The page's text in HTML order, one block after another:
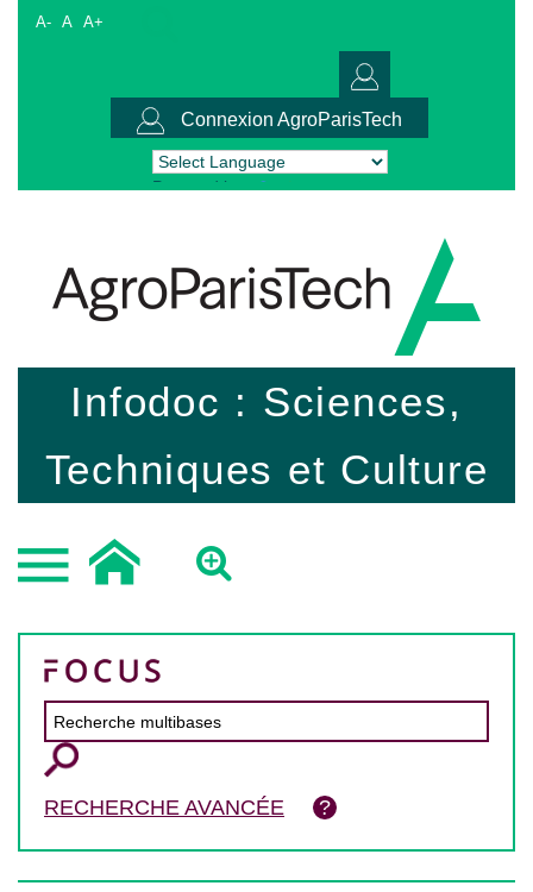
A- A A+
Connexion AgroParisTech
Powered by Translate
Infodoc : Sciences,
Techniques et Culture
RECHERCHE AVANCÉE